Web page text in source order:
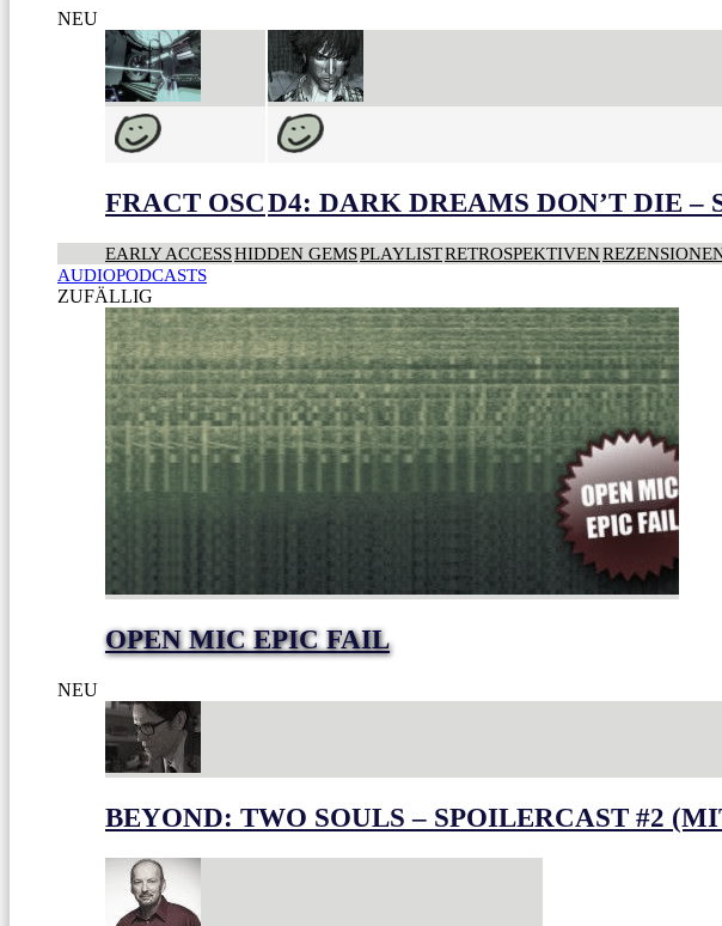
NEU
FRACT OSCD4: DARK DREAMS DON’T DIE –
EARLY ACCESSHIDDEN GEMSPLAYLISTRETROSPEKTIVEN
AUDIOPODCASTS
ZUFÄLLIG
OPEN MIC EPIC FAIL
NEU
BEYOND: TWO SOULS – SPOILERCAST #2